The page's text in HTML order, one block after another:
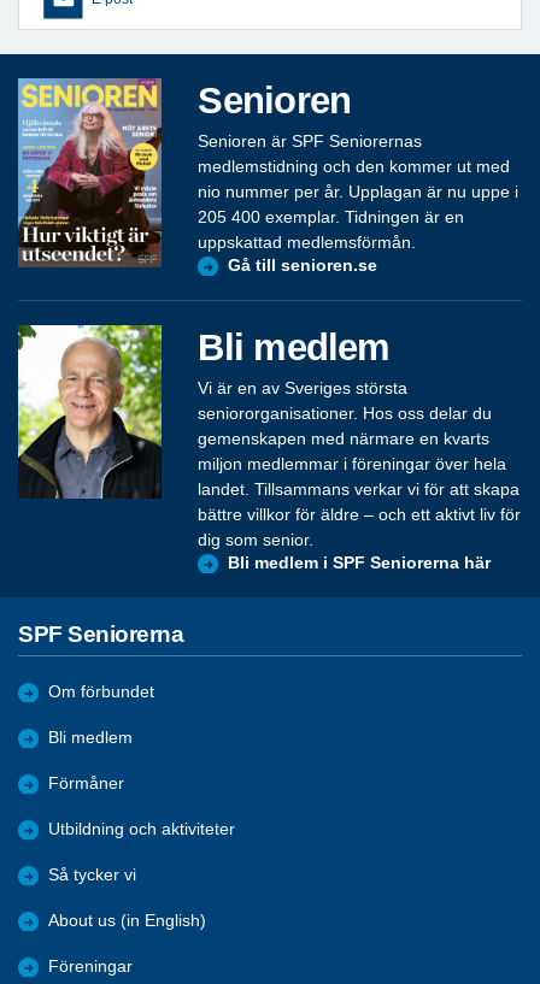
Senioren
Senioren är SPF Seniorernas
medlemstidning och den kommer ut med
nio nummer per år. Upplagan är nu uppe i
205 400 exemplar. Tidningen är en
uppskattad medlemsförmån.
Gå till senioren.se
Bli medlem
Vi är en av Sveriges största
seniororganisationer. Hos oss delar du
gemenskapen med närmare en kvarts
miljon medlemmar i föreningar över hela
landet. Tillsammans verkar vi för att skapa
bättre villkor för äldre – och ett aktivt liv för
dig som senior.
Bli medlem i SPF Seniorerna här
SPF Seniorerna
Om förbundet
Bli medlem
Förmåner
Utbildning och aktiviteter
Så tycker vi
About us (in English)
Föreningar